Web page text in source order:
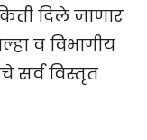
दिले जाणार
व विभागीय
सर्व विस्तृत